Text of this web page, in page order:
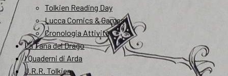
Tolkien Reading Day
Lucca Comics & Games
Cronologia Attività
La Tana del Drago
I Quaderni di Arda
J.R.R. Tolkien